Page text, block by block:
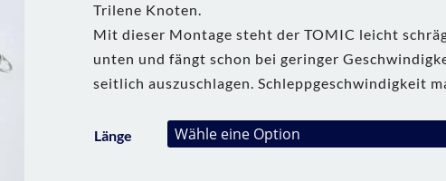
Trilene Knoten.
Mit dieser Montage steht der TOMIC leicht
unten und fängt schon bei geringer
seitlich auszuschlagen. Schleppgeschwindigkeit
Länge